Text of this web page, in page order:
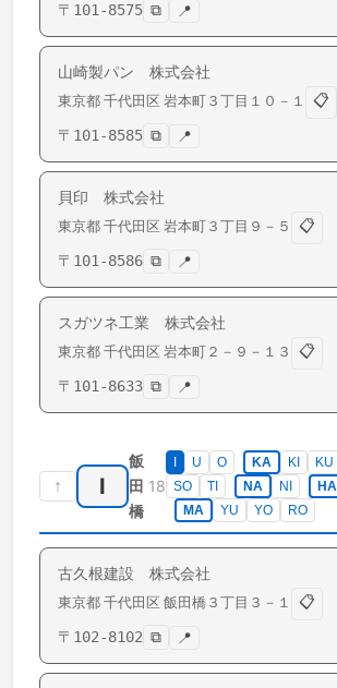
〒 101-8575 ⧉ 📍
山崎製パン 株式会社
東京都 千代田区 岩本町 ３丁目１０－１
📋
〒 101-8585 ⧉ 📍
貝印 株式会社
東京都 千代田区 岩本町 ３丁目９－５
📋
〒 101-8586 ⧉ 📍
スガツネ工業 株式会社
東京都 千代田区 岩本町 ２－９－１３
📋
〒 101-8633 ⧉ 📍
↑ I
飯
田
橋
18
I U O KA KI KU
SO
TI NA NI HA
MA
YU YO RO
古久根建設 株式会社
東京都 千代田区 飯田橋 ３丁目３－１
📋
〒 102-8102 ⧉ 📍